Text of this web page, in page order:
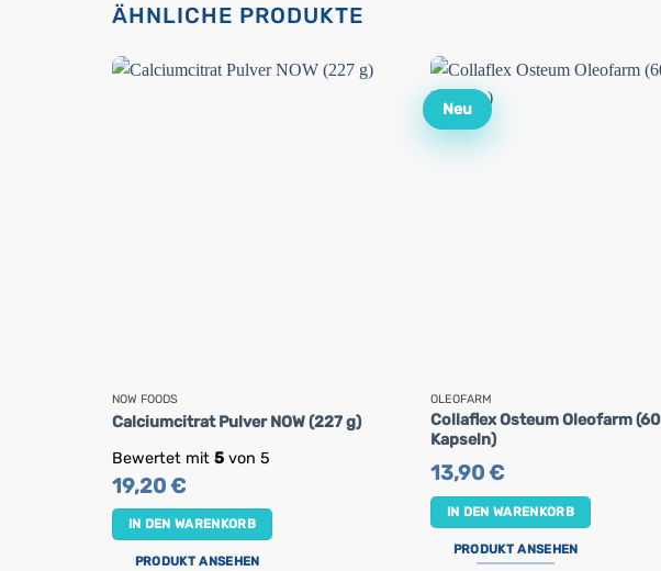
ÄHNLICHE PRODUKTE
NOW FOODS
Calciumcitrat Pulver NOW (227 g)
Bewertet mit 5von 5
19,20€
IN DEN WARENKORB
PRODUKT ANSEHEN
Neu
OLEOFARM
Collaflex Osteum Oleofarm (60
Kapseln)
13,90€
IN DEN WARENKORB
PRODUKT ANSEHEN